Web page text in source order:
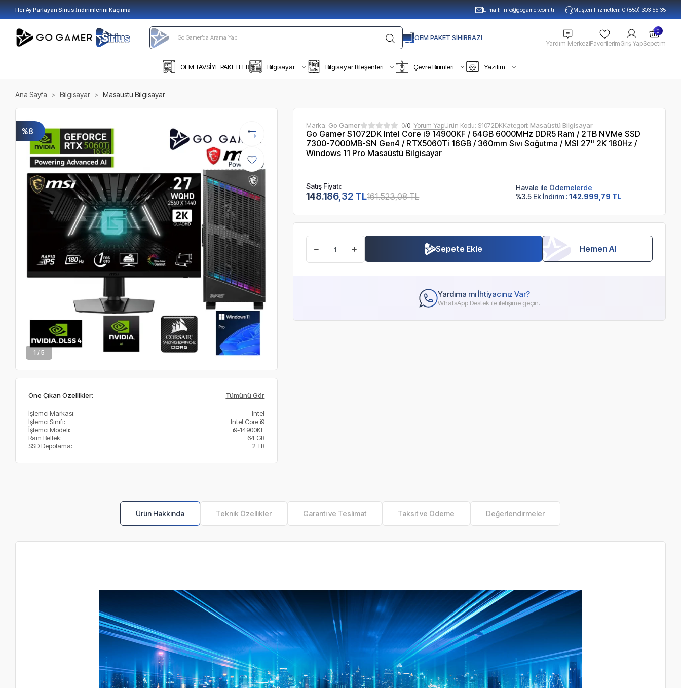
Her Ay Parlayan Sirius İndirimlerini Kaçırma E-mail:info@gogamer.com.tr Müşteri Hizmetleri: 0 (850) 303 55 35
OEM PAKET SIHIRBAZI
Yardım MerkeziFavorilerimGiriş Yap
0
Sepetim
OEM TAVSİYE PAKETLER Bilgisayar Bilgisayar Bileşenleri Çevre Birimleri Yazılım
Ana Sayfa Bilgisayar Masaüstü Bilgisayar
%8
2 / 5
Öne Çıkan Özellikler: Tümünü Gör
İşlemci Markası:
Intel
İşlemci Sınıfı:
Intel Core i9
İşlemci Modeli:
i9-14900KF
Ram Bellek:
64 GB
SSD Depolama:
2 TB
Marka:Go Gamer 0/0 Yorum YapÜrün Kodu: S1072DKKategori:Masaüstü Bilgisayar
Go Gamer S1072DK Intel Core i9 14900KF / 64GB 6000MHz DDR5 Ram / 2TB NVMe SSD
7300-7000MB-SN Gen4 / RTX5060Ti 16GB / 360mm Sıvı Soğutma / MSI 27" 2K 180Hz /
Windows 11 Pro Masaüstü Bilgisayar
Satış Fiyatı:
148.186,32 TL161.523,08 TL
Havale ile Ödemelerde
%3.5 Ek İndirim :142.999,79 TL
Sepete Ekle Hemen Al
Yardıma mı İhtiyacınız Var?
WhatsApp Destek ile iletişime geçin.
Ürün Hakkında Teknik Özellikler Garanti ve Teslimat Taksit ve Ödeme Değerlendirmeler